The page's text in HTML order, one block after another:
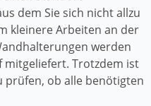
dem Sie sich nicht allzu
kleinere Arbeiten an der
werden
mitgeliefert. Trotzdem ist
prüfen, ob alle benötigten